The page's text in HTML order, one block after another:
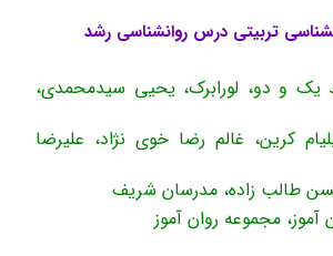
تربیتی درس روانشناسی رشد
یک و دو، لورابرک، یحیی سیدمحمدی،
کرین، غالم رضا خوی نژاد، علیرضا
طالب زاده، مدرسان شریف
آموز، مجموعه روان آموز